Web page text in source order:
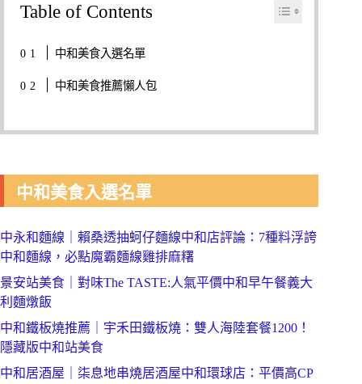
Table of Contents
中和美食入選名單
中和美食推薦懶人包
中和美食入選名單
中永和麵線｜賴桑透抽蚵仔麵線中和店評論：7種料浮誇
中和麵線，必點魔霸麵線雞排麻糬
景安站美食｜對味The TASTE:人氣平價中和早午餐義大
利麵燉飯
中和鐵板燒推薦｜宇禾田鐵板燒：雙人海陸套餐1200！
隱藏版中和站美食
中和居酒屋｜柒息地串燒居酒屋中和環球店：平價高CP